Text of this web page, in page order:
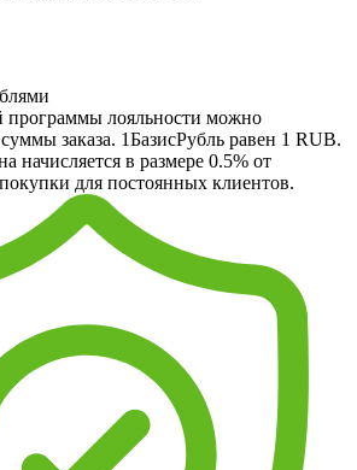
программы лояльности можно
заказа. 1БазисРубль равен 1 RUB.
начисляется в размере 0.5% от
для постоянных клиентов.